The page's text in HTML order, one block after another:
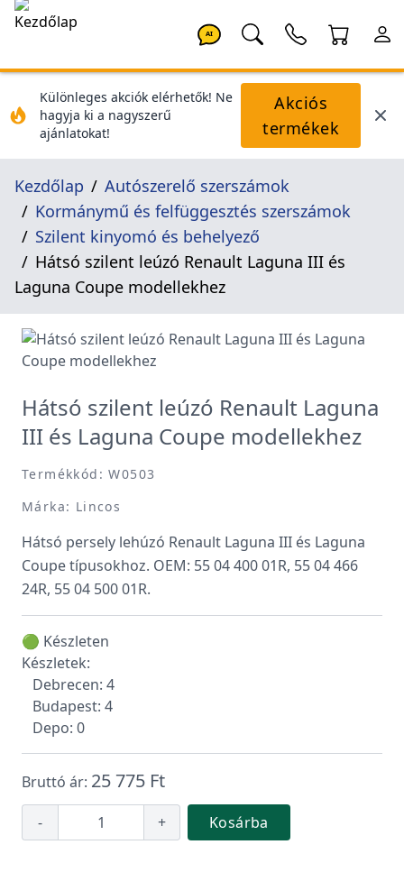
AI
Különleges akciók elérhetők! Ne
hagyja ki a nagyszerű
ajánlatokat!
Akciós
termékek
Kezdőlap
Autószerelő szerszámok
Kormánymű és felfüggesztés szerszámok
Szilent kinyomó és behelyező
Hátsó szilent leúzó Renault Laguna III és
Laguna Coupe modellekhez
Hátsó szilent leúzó Renault Laguna
III és Laguna Coupe modellekhez
Termékkód: W0503
Márka: Lincos
Hátsó persely lehúzó Renault Laguna III és Laguna
Coupe típusokhoz. OEM: 55 04 400 01R, 55 04 466
24R, 55 04 500 01R.
🟢 Készleten
Készletek:
Debrecen: 4
Budapest: 4
Depo: 0
Bruttó ár: 25 775 Ft
- + Kosárba